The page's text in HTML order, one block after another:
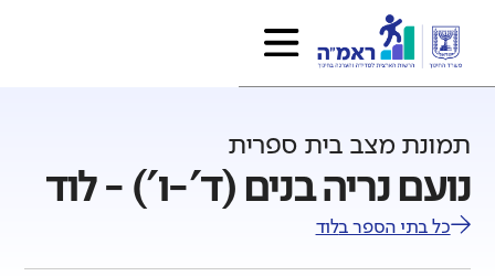
תמונת מצב בית ספרית
נועם נריה בנים (ד'-ו') - לוד
כל בתי הספר בלוד